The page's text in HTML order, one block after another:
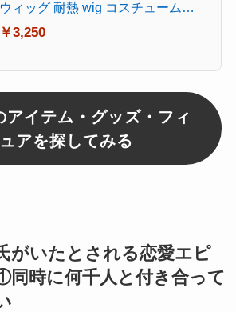
ウィッグ 耐熱 wig コスチューム
Cosplay
￥3,250
アイテム・グッズ・フィ
アを探してみる
がいたとされる恋愛エピ
同時に何千人と付き合って